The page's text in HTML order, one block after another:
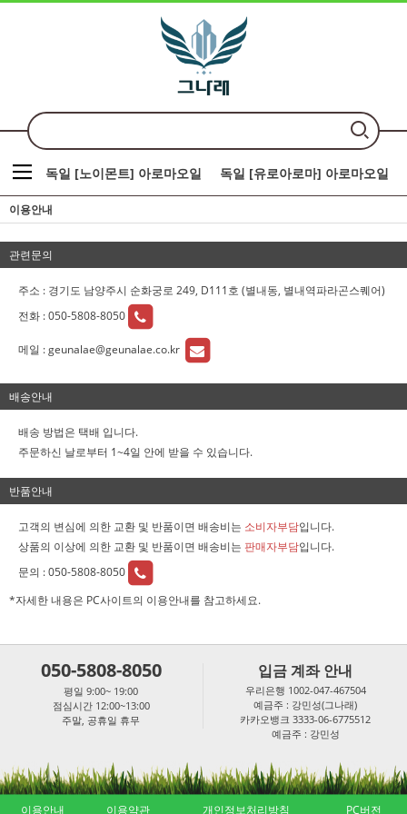
독일 [노이몬트] 아로마오일 독일 [유로아로마] 아로마오일
이용안내
관련문의
주소 : 경기도 남양주시 순화궁로 249, D111호 (별내동, 별내역파라곤스퀘어)
전화 :050-5808-8050
메일 :geunalae@geunalae.co.kr
배송안내
배송 방법은 택배 입니다.
주문하신 날로부터 1~4일 안에 받을 수 있습니다.
반품안내
고객의 변심에 의한 교환 및 반품이면 배송비는 소비자부담입니다.
상품의 이상에 의한 교환 및 반품이면 배송비는 판매자부담입니다.
문의 :050-5808-8050
*자세한 내용은 PC사이트의 이용안내를 참고하세요.
050-5808-8050
평일 9:00~ 19:00
점심시간 12:00~13:00
주말, 공휴일 휴무
입금 계좌 안내
우리은행 1002-047-467504
예금주 : 강민성(그나래)
카카오뱅크 3333-06-6775512
예금주 : 강민성
이용안내 이용약관 개인정보처리방침 PC버전